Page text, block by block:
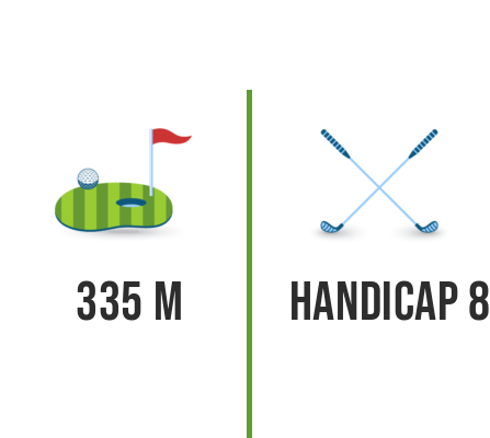
335 m Handicap 8